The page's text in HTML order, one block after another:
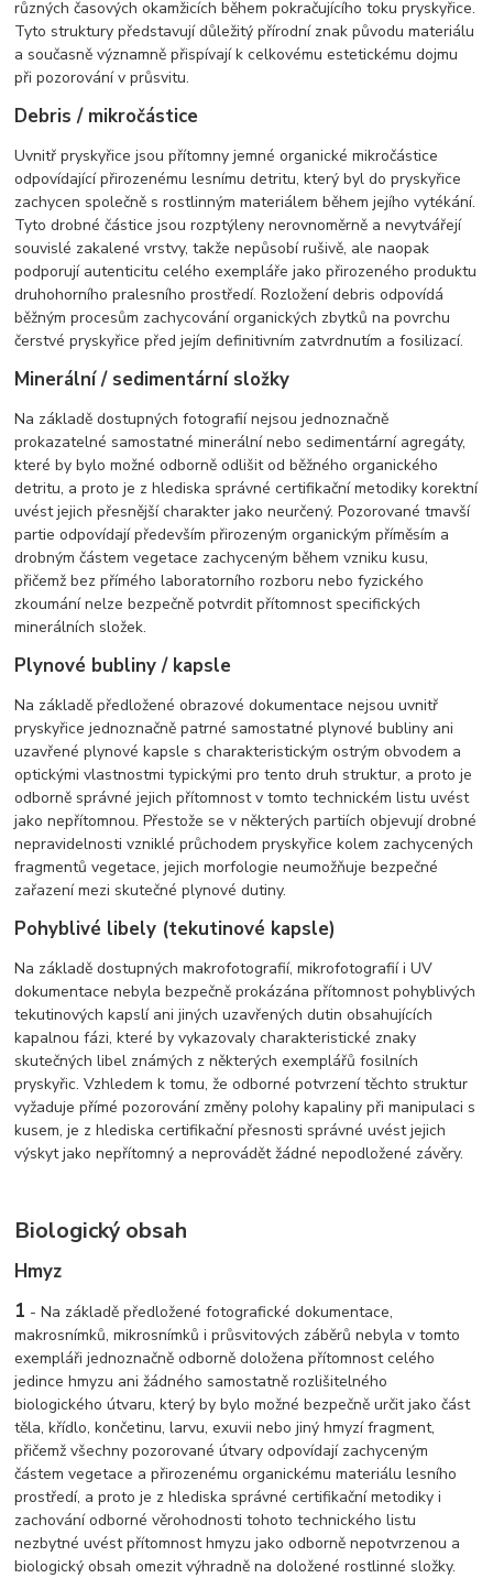
různých časových okamžicích během pokračujícího toku pryskyřice.
Tyto struktury představují důležitý přírodní znak původu materiálu
a současně významně přispívají k celkovému estetickému dojmu
při pozorování v průsvitu.
Debris / mikročástice
Uvnitř pryskyřice jsou přítomny jemné organické mikročástice
odpovídající přirozenému lesnímu detritu, který byl do pryskyřice
zachycen společně s rostlinným materiálem během jejího vytékání.
Tyto drobné částice jsou rozptýleny nerovnoměrně a nevytvářejí
souvislé zakalené vrstvy, takže nepůsobí rušivě, ale naopak
podporují autenticitu celého exempláře jako přirozeného produktu
druhohorního pralesního prostředí. Rozložení debris odpovídá
běžným procesům zachycování organických zbytků na povrchu
čerstvé pryskyřice před jejím definitivním zatvrdnutím a fosilizací.
Minerální / sedimentární složky
Na základě dostupných fotografií nejsou jednoznačně
prokazatelné samostatné minerální nebo sedimentární agregáty,
které by bylo možné odborně odlišit od běžného organického
detritu, a proto je z hlediska správné certifikační metodiky korektní
uvést jejich přesnější charakter jako neurčený. Pozorované tmavší
partie odpovídají především přirozeným organickým příměsím a
drobným částem vegetace zachyceným během vzniku kusu,
přičemž bez přímého laboratorního rozboru nebo fyzického
zkoumání nelze bezpečně potvrdit přítomnost specifických
minerálních složek.
Plynové bubliny / kapsle
Na základě předložené obrazové dokumentace nejsou uvnitř
pryskyřice jednoznačně patrné samostatné plynové bubliny ani
uzavřené plynové kapsle s charakteristickým ostrým obvodem a
optickými vlastnostmi typickými pro tento druh struktur, a proto je
odborně správné jejich přítomnost v tomto technickém listu uvést
jako nepřítomnou. Přestože se v některých partiích objevují drobné
nepravidelnosti vzniklé průchodem pryskyřice kolem zachycených
fragmentů vegetace, jejich morfologie neumožňuje bezpečné
zařazení mezi skutečné plynové dutiny.
Pohyblivé libely (tekutinové kapsle)
Na základě dostupných makrofotografií, mikrofotografií i UV
dokumentace nebyla bezpečně prokázána přítomnost pohyblivých
tekutinových kapslí ani jiných uzavřených dutin obsahujících
kapalnou fázi, které by vykazovaly charakteristické znaky
skutečných libel známých z některých exemplářů fosilních
pryskyřic. Vzhledem k tomu, že odborné potvrzení těchto struktur
vyžaduje přímé pozorování změny polohy kapaliny při manipulaci s
kusem, je z hlediska certifikační přesnosti správné uvést jejich
výskyt jako nepřítomný a neprovádět žádné nepodložené závěry.
Biologický obsah
Hmyz
1 - Na základě předložené fotografické dokumentace,
makrosnímků, mikrosnímků i průsvitových záběrů nebyla v tomto
exempláři jednoznačně odborně doložena přítomnost celého
jedince hmyzu ani žádného samostatně rozlišitelného
biologického útvaru, který by bylo možné bezpečně určit jako část
těla, křídlo, končetinu, larvu, exuvii nebo jiný hmyzí fragment,
přičemž všechny pozorované útvary odpovídají zachyceným
částem vegetace a přirozenému organickému materiálu lesního
prostředí, a proto je z hlediska správné certifikační metodiky i
zachování odborné věrohodnosti tohoto technického listu
nezbytné uvést přítomnost hmyzu jako odborně nepotvrzenou a
biologický obsah omezit výhradně na doložené rostlinné složky.